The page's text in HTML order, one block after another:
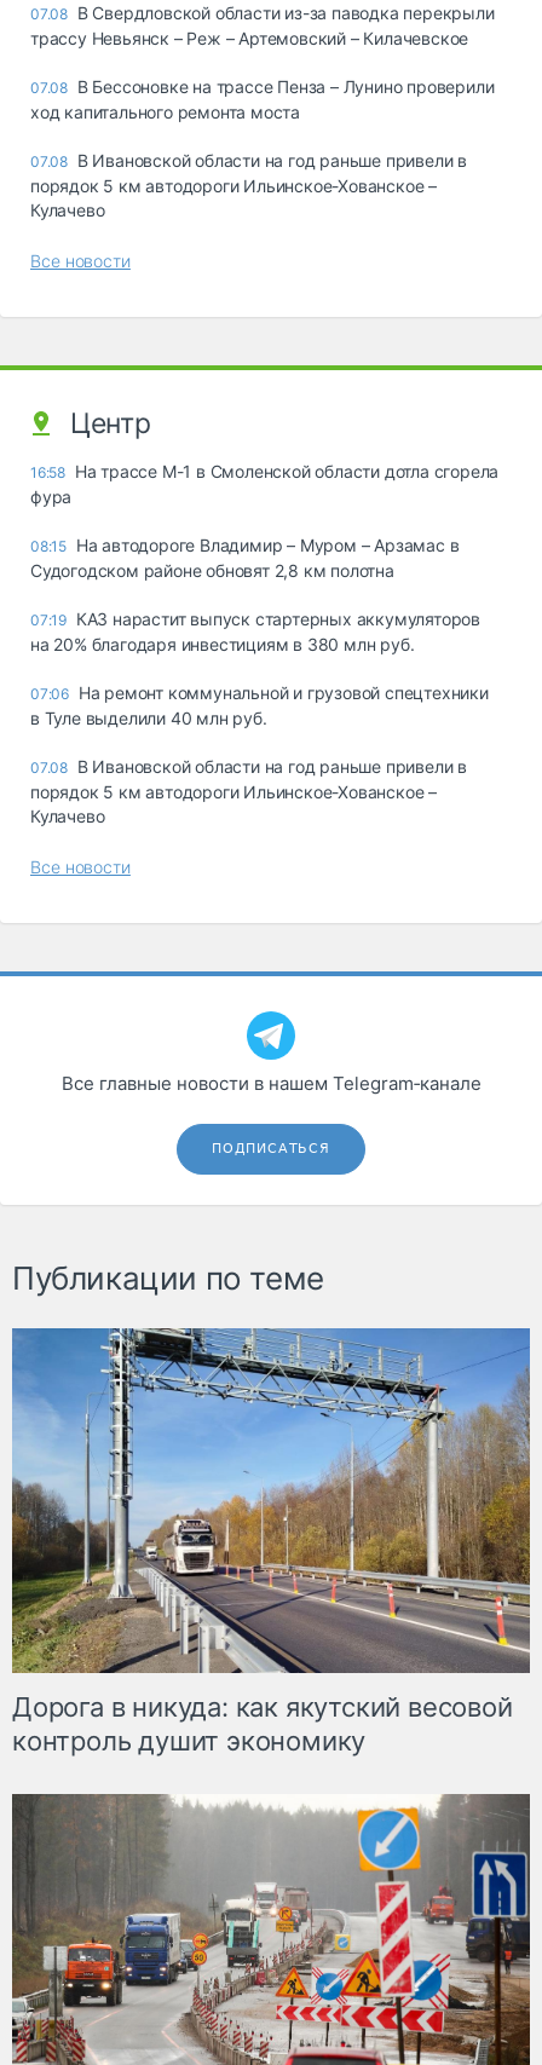
07.08 В Свердловской области из-за паводка перекрыли
трассу Невьянск – Реж – Артемовский – Килачевское
07.08 В Бессоновке на трассе Пенза – Лунино проверили
ход капитального ремонта моста
07.08 В Ивановской области на год раньше привели в
порядок 5 км автодороги Ильинское-Хованское –
Кулачево
Все новости
Центр
16:58 На трассе М-1 в Смоленской области дотла сгорела
фура
08:15 На автодороге Владимир – Муром – Арзамас в
Судогодском районе обновят 2,8 км полотна
07:19 КАЗ нарастит выпуск стартерных аккумуляторов
на 20% благодаря инвестициям в 380 млн руб.
07:06 На ремонт коммунальной и грузовой спецтехники
в Туле выделили 40 млн руб.
07.08 В Ивановской области на год раньше привели в
порядок 5 км автодороги Ильинское-Хованское –
Кулачево
Все новости
Все главные новости в нашем Telegram‑канале
ПОДПИСАТЬСЯ
Публикации по теме
Дорога в никуда: как якутский весовой
контроль душит экономику